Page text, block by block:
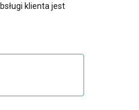
klienta jest